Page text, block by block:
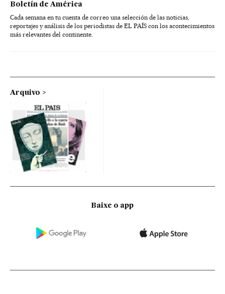
Boletín de América
Cada semana en tu cuenta de correo una selección de las noticias,
reportajes y análisis de los periodistas de EL PAÍS con los acontecimientos
más relevantes del continente.
Arquivo
Baixe o app